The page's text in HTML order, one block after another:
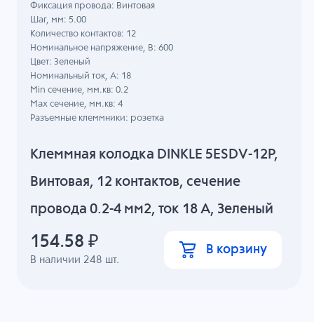
Клеммная колодка DINKLE 5ESDV-12P,
Винтовая, 12 контактов, сечение
провода 0.2-4 мм2, ток 18 A, Зеленый
В наличии 248 шт.
Фиксация провода: Винтовая
Шаг, мм: 5.00
Количество контактов: 12
Номинальное напряжение, B: 600
Цвет: Зеленый
Номинальный ток, А: 18
Min сечение, мм.кв: 0.2
Max сечение, мм.кв: 4
Разъемные клеммники: розетка
154.58 ₽ В корзину